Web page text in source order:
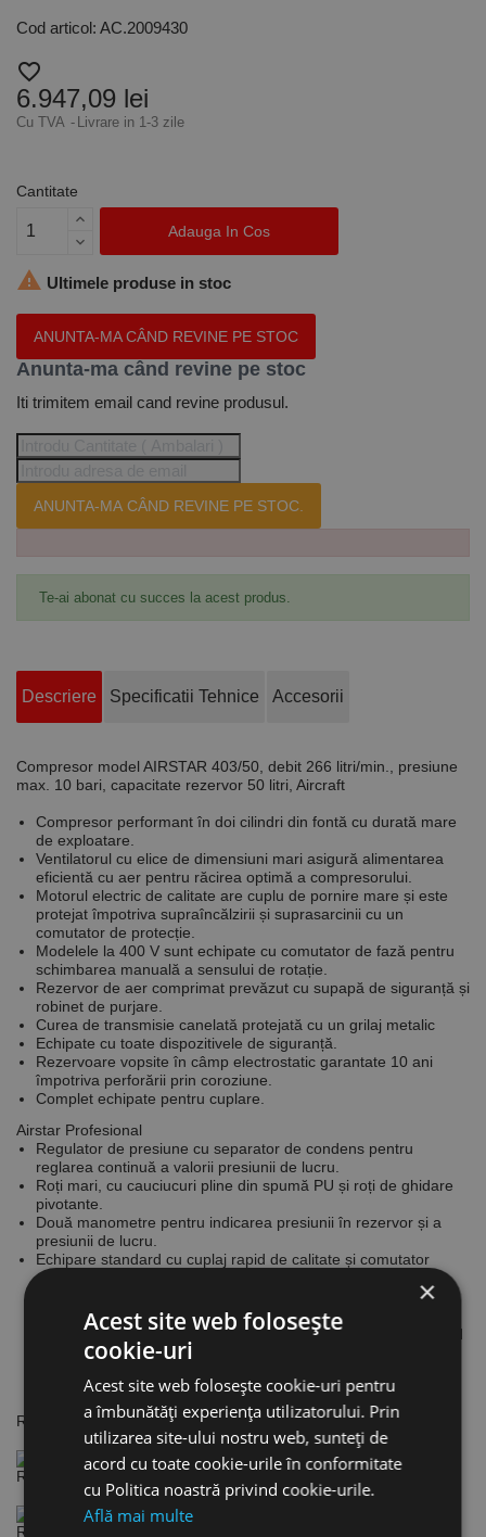
Cod articol: AC.2009430
favorite_border
6.947,09 lei
Cu TVA Livrare in 1-3 zile
Cantitate
Adauga In Cos
 Ultimele produse in stoc
ANUNTA-MA CÂND REVINE PE STOC
Anunta-ma când revine pe stoc
Iti trimitem email cand revine produsul.
ANUNTA-MA CÂND REVINE PE STOC.
Te-ai abonat cu succes la acest produs.
Descriere Specificatii Tehnice Accesorii
Compresor model AIRSTAR 403/50, debit 266 litri/min., presiune
max. 10 bari, capacitate rezervor 50 litri, Aircraft
Compresor performant în doi cilindri din fontă cu durată mare
de exploatare.
Ventilatorul cu elice de dimensiuni mari asigură alimentarea
eficientă cu aer pentru răcirea optimă a compresorului.
Motorul electric de calitate are cuplu de pornire mare și este
protejat împotriva supraîncălzirii și suprasarcinii cu un
comutator de protecție.
Modelele la 400 V sunt echipate cu comutator de fază pentru
schimbarea manuală a sensului de rotație.
Rezervor de aer comprimat prevăzut cu supapă de siguranță și
robinet de purjare.
Curea de transmisie canelată protejată cu un grilaj metalic
Echipate cu toate dispozitivele de siguranță.
Rezervoare vopsite în câmp electrostatic garantate 10 ani
împotriva perforării prin coroziune.
Complet echipate pentru cuplare.
Airstar Profesional
Regulator de presiune cu separator de condens pentru
reglarea continuă a valorii presiunii de lucru.
Roți mari, cu cauciucuri pline din spumă PU și roți de ghidare
pivotante.
Două manometre pentru indicarea presiunii în rezervor și a
presiunii de lucru.
Echipare standard cu cuplaj rapid de calitate și comutator
pneumatic CONDOR
Regulator de presiune cu separator de condens și cuplaj rapid
de calitate.
Roți mari, cu cauciucuri pline din spumă PU.
Roți de ghidare pivotante.
Radiatorul cu lamele de răcire cu suprafață mare asigură o
×
Acest site web folosește
cookie-uri
Acest site web folosește cookie-uri pentru
a îmbunătăți experiența utilizatorului. Prin
utilizarea site-ului nostru web, sunteți de
acord cu toate cookie-urile în conformitate
cu Politica noastră privind cookie-urile.
Află mai multe